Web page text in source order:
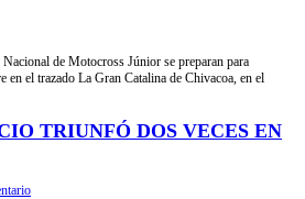
de Motocross Júnior se preparan para
en el trazado La Gran Catalina de Chivacoa, en el
TRIUNFÓ DOS VECES EN